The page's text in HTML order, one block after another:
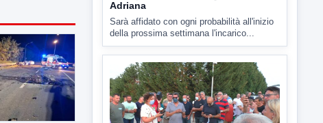
7 AGOSTO 2026 CRONACA
Miasmi dagli impianti di
depurazione, inviato l'esposto:
scattano le indagini